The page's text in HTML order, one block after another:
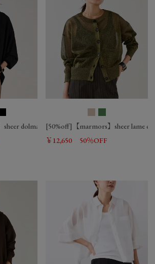
dolman knit cardigan-cool touch
[50%off]【marmors】sheer lame
￥12,650
50％OFF